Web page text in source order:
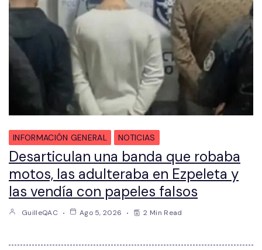
INFORMACIÓN GENERAL NOTICIAS
Desarticulan una banda que robaba
motos, las adulteraba en Ezpeleta y
las vendía con papeles falsos
GuilleQAC Ago 5, 2026 2 Min Read